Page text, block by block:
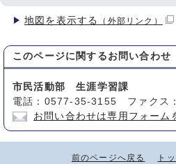
地図を表示する （外部リンク）
このページに関する お問い合わせ
市民活動部 生涯学習課
電話：0577-35-3155 ファクス
お問い合わせは専用フォーム
前のページへ戻る ト